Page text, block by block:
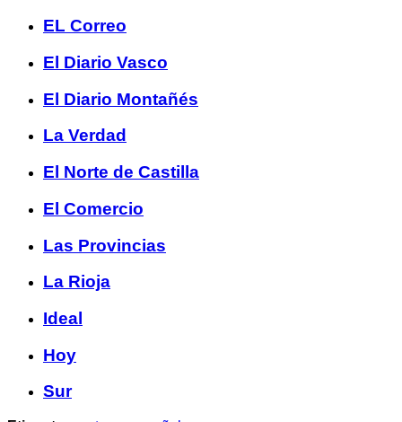
EL Correo
El Diario Vasco
El Diario Montañés
La Verdad
El Norte de Castilla
El Comercio
Las Provincias
La Rioja
Ideal
Hoy
Sur